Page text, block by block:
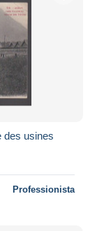
des usines
Professionista